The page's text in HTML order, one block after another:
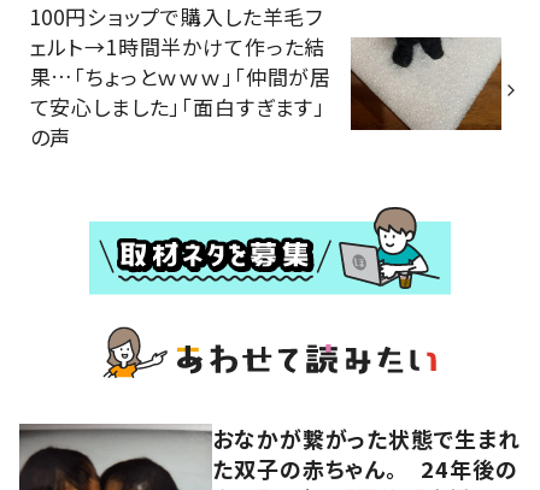
100円ショップで購入した羊毛フ
ェルト→1時間半かけて作った結
果…「ちょっとｗｗｗ」「仲間が居
て安心しました」「面白すぎます」
の声
おなかが繋がった状態で生まれ
た双子の赤ちゃん。 24年後の